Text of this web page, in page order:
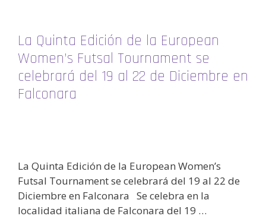
La Quinta Edición de la European
Women’s Futsal Tournament se
celebrará del 19 al 22 de Diciembre en
Falconara
La Quinta Edición de la European Women’s
Futsal Tournament se celebrará del 19 al 22 de
Diciembre en Falconara Se celebra en la
localidad italiana de Falconara del 19 …